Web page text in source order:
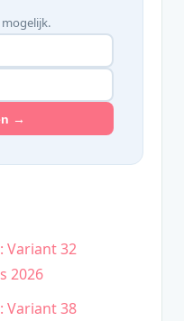
→
Variant 32
2026
Variant 38